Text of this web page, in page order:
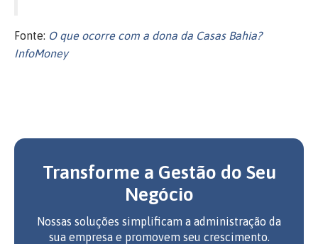
Fonte: O que ocorre com a dona da Casas Bahia?
InfoMoney
Transforme a Gestão do Seu
Negócio
Nossas soluções simplificam a administração da
sua empresa e promovem seu crescimento.